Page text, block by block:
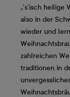
„’s’isch
also in der
wieder und
zahlreichen
traditionen in